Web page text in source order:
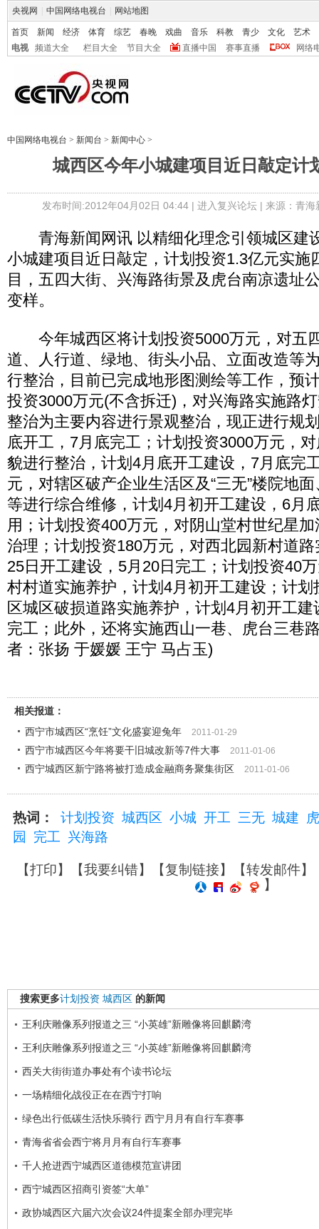
央视网 中国网络电视台 网站地图
首页 新闻 经济 体育 综艺 春晚 戏曲 音乐 科教 青少 文化
艺术
电视
频道大全 栏目大全 节目大全 直播中国 赛事直播 网络
中国网络电视台 > 新闻台 > 新闻中心 >
城西区今年小城建项目近日敲定计
发布时间:2012年04月02日 04:44 | 进入复兴论坛| 来源：青海
青海新闻网讯 以精细化理念引领城区建
小城建项目近日敲定，计划投资1.3亿元实施
目，五四大街、兴海路街景及虎台南凉遗址
变样。
今年城西区将计划投资5000万元，对五
道、人行道、绿地、街头小品、立面改造等
行整治，目前已完成地形图测绘等工作，预
投资3000万元(不含拆迁)，对兴海路实施路
整治为主要内容进行景观整治，现正进行规
底开工，7月底完工；计划投资3000万元，
貌进行整治，计划4月底开工建设，7月底完
元，对辖区破产企业生活区及“三无”楼院地
等进行综合维修，计划4月初开工建设，6月
用；计划投资400万元，对阴山堂村世纪星
治理；计划投资180万元，对西北园新村道
25日开工建设，5月20日完工；计划投资40
村村道实施养护，计划4月初开工建设；计
区城区破损道路实施养护，计划4月初开工
完工；此外，还将实施西山一巷、虎台三巷
者：张扬 于媛媛 王宁 马占玉)
相关报道：
西宁市城西区“烹饪”文化盛宴迎兔年
2011-01-29
西宁市城西区今年将要干旧城改新等7件大事 2011-01-06
西宁城西区新宁路将被打造成金融商务聚集街区 2011-01-06
热词： 计划投资 城西区 小城 开工 三无 城建
园
完工 兴海路
【打印】【我要纠错】【复制链接】【转发邮件】
】
搜索更多计划投资 城西区 的新闻
王利庆雕像系列报道之三 “小英雄”新雕像将回麒麟湾
王利庆雕像系列报道之三 “小英雄”新雕像将回麒麟湾
西关大街街道办事处有个读书论坛
一场精细化战役正在在西宁打响
绿色出行低碳生活快乐骑行 西宁月月有自行车赛事
青海省省会西宁将月月有自行车赛事
千人抢进西宁城西区道德模范宣讲团
西宁城西区招商引资签“大单”
政协城西区六届六次会议24件提案全部办理完毕